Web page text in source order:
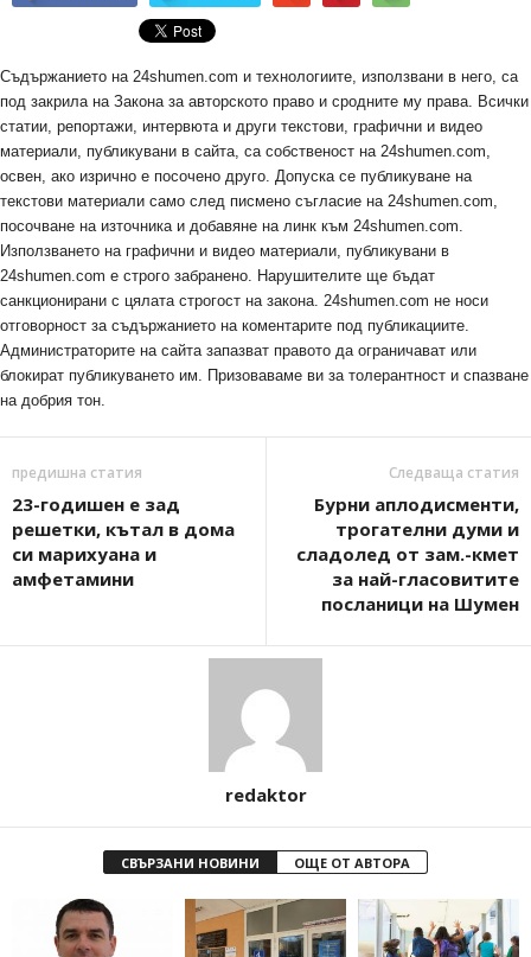
Съдържанието на 24shumen.com и технологиите, използвани в него, са
под закрила на Закона за авторското право и сродните му права. Всички
статии, репортажи, интервюта и други текстови, графични и видео
материали, публикувани в сайта, са собственост на 24shumen.com,
освен, ако изрично е посочено друго. Допуска се публикуване на
текстови материали само след писмено съгласие на 24shumen.com,
посочване на източника и добавяне на линк към 24shumen.com.
Използването на графични и видео материали, публикувани в
24shumen.com е строго забранено. Нарушителите ще бъдат
санкционирани с цялата строгост на закона. 24shumen.com не носи
отговорност за съдържанието на коментарите под публикациите.
Администраторите на сайта запазват правото да ограничават или
блокират публикуването им. Призоваваме ви за толерантност и спазване
на добрия тон.
предишна статия
23-годишен е зад
решетки, кътал в дома
си марихуана и
амфетамини
Следваща статия
Бурни аплодисменти,
трогателни думи и
сладолед от зам.-кмет
за най-гласовитите
посланици на Шумен
redaktor
СВЪРЗАНИ НОВИНИ ОЩЕ ОТ АВТОРА